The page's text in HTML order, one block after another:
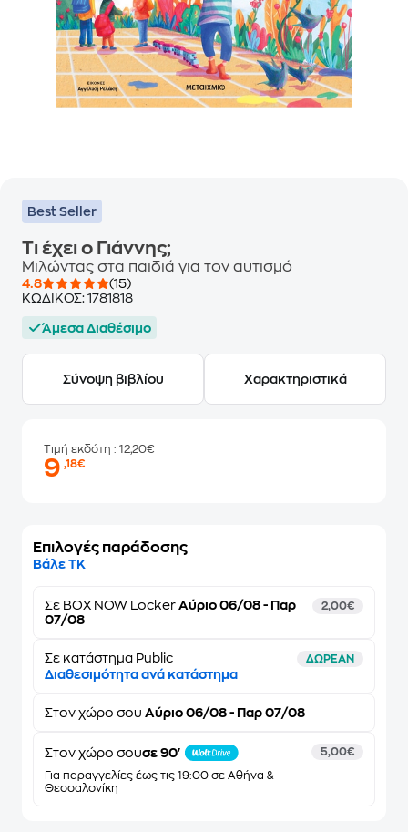
Best Seller
Τι έχει ο Γιάννης;
Μιλώντας στα παιδιά για τον αυτισμό
4.8
(15)
ΚΩΔΙΚΟΣ: 1781818
Άμεσα Διαθέσιμο
Σύνοψη βιβλίου Χαρακτηριστικά
Τιμή εκδότη : 12,20€
9,18€
Επιλογές παράδοσης
Βάλε ΤΚ
Σε BOX NOW Locker Αύριο 06/08 - Παρ
07/08
2,00€
Σε κατάστημα Public ΔΩΡΕΑΝ
Διαθεσιμότητα ανά κατάστημα
Στον χώρο σου Αύριο 06/08 - Παρ 07/08
Στον χώρο σουσε 90'
Για παραγγελίες έως τις 19:00 σε Αθήνα &
Θεσσαλονίκη
5,00€